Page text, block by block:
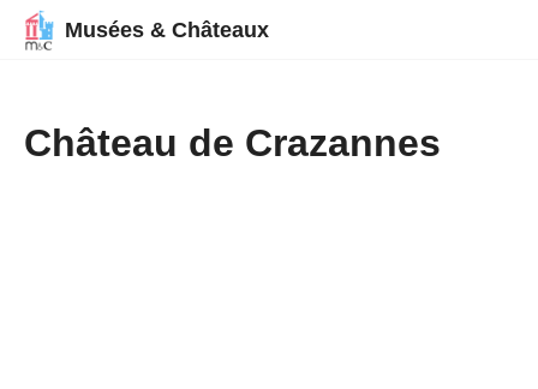
Musées & Châteaux
Château de Crazannes